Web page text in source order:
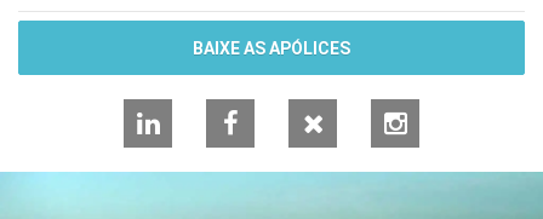
BAIXE AS APÓLICES
LinkedInFacebook Instagram